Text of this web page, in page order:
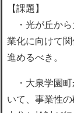
【課題】
・光が丘から
業化に向けて
進めるべき。
・大泉学園町
いて、事業性